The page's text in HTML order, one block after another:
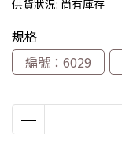
供貨狀況: 尚有庫存
規格
編號：6029